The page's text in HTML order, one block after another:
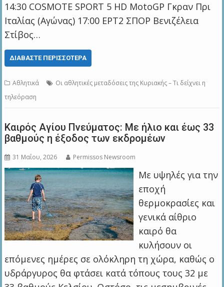
14:30 COSMOTE SPORT 5 HD MotoGP Γκραν Πρι
Ιταλίας (Αγώνας) 17:00 ΕΡΤ2 ΣΠΟΡ Βενιζέλεια
Στίβος…
ΔΙΑΒΆΣΤΕ ΠΕΡΙΣΣΌΤΕΡΑ
Αθλητικά
Οι αθλητικές μεταδόσεις της Κυριακής – Τι δείχνει η
τηλεόραση
Καιρός Αγίου Πνεύματος: Με ήλιο και έως 33
βαθμούς η έξοδος των εκδρομέων
31 Μαΐου, 2026 Permissos Newsroom
Με υψηλές για την
εποχή
θερμοκρασίες και
γενικά αίθριο
καιρό θα
κυλήσουν οι
επόμενες ημέρες σε ολόκληρη τη χώρα, καθώς ο
υδράργυρος θα φτάσει κατά τόπους τους 32 με